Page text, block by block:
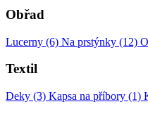
Obřad
Lucerny (6) Na prstýnky (12)
Textil
Deky (3) Kapsa na příbory (1)